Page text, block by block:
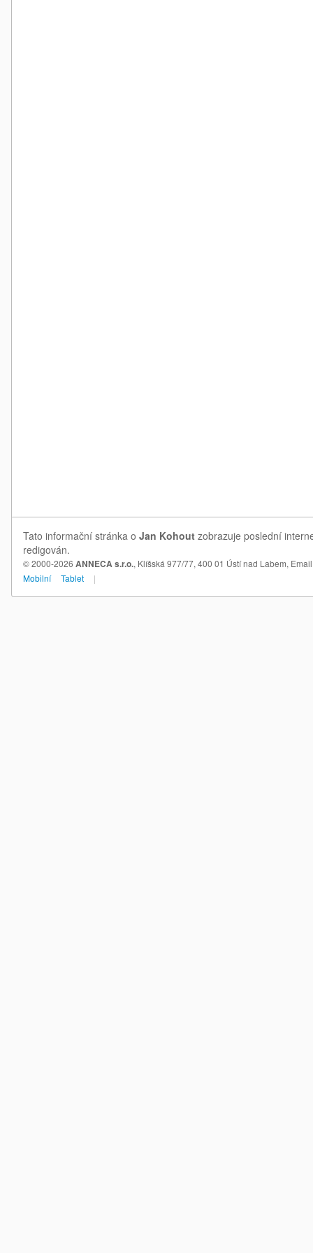
Tato informační stránka o Jan Kohout zobrazuje poslední
redigován.
© 2000-2026 ANNECA s.r.o., Klíšská 977/77, 400 01 Ústí nad Labem,
Mobilní
Tablet |